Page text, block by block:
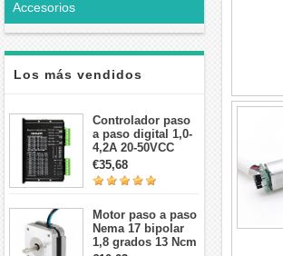
Accesorios
Los más vendidos
Controlador paso
a paso digital 1,0-
4,2A 20-50VCC
para motor paso a
paso Nema 17, 23,
24
€35,68
Motor paso a paso
Nema 17 bipolar
1,8 grados 13 Ncm